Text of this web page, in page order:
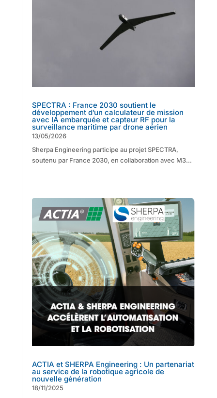
SPECTRA : France 2030 soutient le
développement d’un calculateur de mission
avec IA embarquée et capteur RF pour la
surveillance maritime par drone aérien
13/05/2026
Sherpa Engineering participe au projet SPECTRA,
soutenu par France 2030, en collaboration avec M3...
ACTIA et SHERPA Engineering : Un partenariat
au service de la robotique agricole de
nouvelle génération
18/11/2025